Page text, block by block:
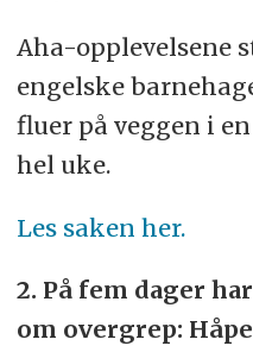
Aha-opplevelsene
engelske
fluer på veggen i
hel uke.
Les saken her.
2. På fem dager
om overgrep: